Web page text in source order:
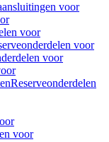
voor
voor
voor
voor
Reserveonderdelen
voor